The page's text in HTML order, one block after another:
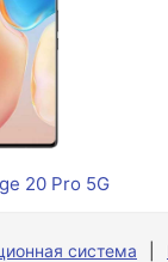
20 Pro 5G
система